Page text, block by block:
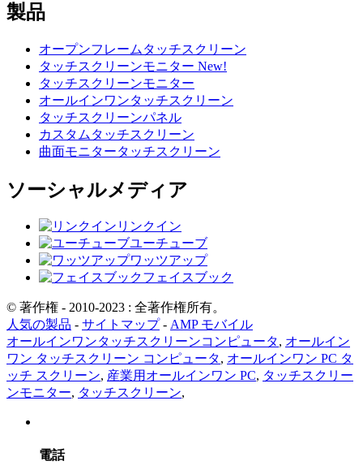
製品
オープンフレームタッチスクリーン
タッチスクリーンモニター New!
タッチスクリーンモニター
オールインワンタッチスクリーン
タッチスクリーンパネル
カスタムタッチスクリーン
曲面モニタータッチスクリーン
ソーシャルメディア
リンクイン
ユーチューブ
ワッツアップ
フェイスブック
© 著作権 - 2010-2023 : 全著作権所有。
人気の製品 - サイトマップ - AMP モバイル
オールインワンタッチスクリーンコンピュータ, オールイン
ワン タッチスクリーン コンピュータ, オールインワン PC タ
ッチ スクリーン, 産業用オールインワン PC, タッチスクリー
ンモニター, タッチスクリーン,
電話